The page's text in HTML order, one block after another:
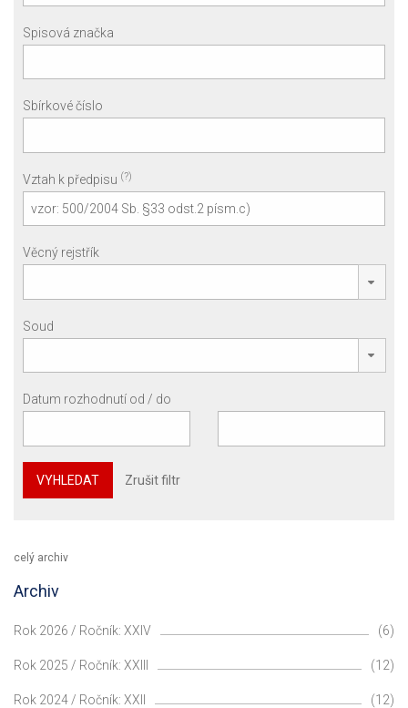
Spisová značka
Sbírkové číslo
Vztah k předpisu (?)
Věcný rejstřík
Soud
Datum rozhodnutí od / do
VYHLEDAT Zrušit filtr
celý archiv
Archiv
Rok 2026 / Ročník: XXIV (6)
Rok 2025 / Ročník: XXIII (12)
Rok 2024 / Ročník: XXII (12)